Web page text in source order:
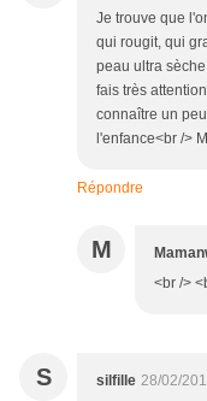
Je trouve que
qui rougit, qui
peau ultra
fais très
connaître un
l'enfance<br />
Répondre
M
<br />
S silfille 28/02/